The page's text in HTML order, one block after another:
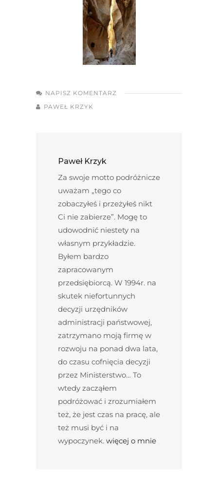
NAPISZ KOMENTARZ
PAWEŁ KRZYK
Paweł Krzyk
Za swoje motto podróżnicze
uważam „tego co
zobaczyłeś i przeżyłeś nikt
Ci nie zabierze”. Mogę to
udowodnić niestety na
własnym przykładzie.
Byłem bardzo
zapracowanym
przedsiębiorcą. W 1994r. na
skutek niefortunnych
decyzji urzędników
administracji państwowej,
zatrzymano moją firmę w
rozwoju na ponad dwa lata,
do czasu cofnięcia decyzji
przez Ministerstwo… To
wtedy zacząłem
podróżować i zrozumiałem
też, że jest czas na pracę, ale
też musi być i na
wypoczynek. więcej o mnie